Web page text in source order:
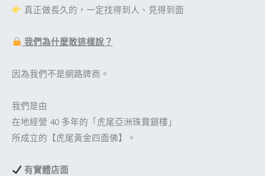
真正做長久的，一定找得到人、見得到面
我們為什麼敢這樣說？
因為我們不是網路牌商。
我們是由
在地經營 40 多年的「虎尾亞洲珠寶銀樓」
所成立的【虎尾黃金四面佛】。
有實體店面